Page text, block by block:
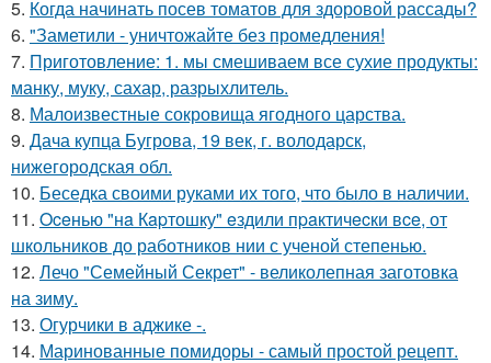
5. Когда начинать посев томатов для здоровой рассады?
6. "Заметили - уничтожайте без промедления!
7. Приготовление: 1. мы смешиваем все сухие продукты:
манку, муку, сахар, разрыхлитель.
8. Малоизвестные сокровища ягодного царства.
9. Дача купца Бугрова, 19 век, г. володарск,
нижегородская обл.
10. Беседка своими руками их того, что было в наличии.
11. Oceнью "нa Кapтошку" eздили пpaктичecки вce, от
школьников до работников нии с ученой степенью.
12. Лечо "Семейный Секрет" - великолепная заготовка
на зиму.
13. Огурчики в аджике -.
14. Маринованные помидоры - самый простой рецепт.